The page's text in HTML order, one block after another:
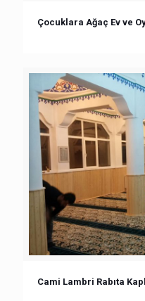
Çocuklara Ağaç Ev ve
Cami Lambri Rabıta